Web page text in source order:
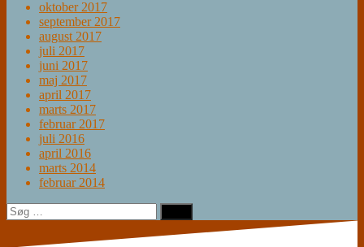
oktober 2017
september 2017
august 2017
juli 2017
juni 2017
maj 2017
april 2017
marts 2017
februar 2017
juli 2016
april 2016
marts 2014
februar 2014
Søg
efter: